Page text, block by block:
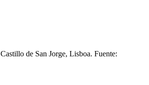
de San Jorge, Lisboa. Fuente: